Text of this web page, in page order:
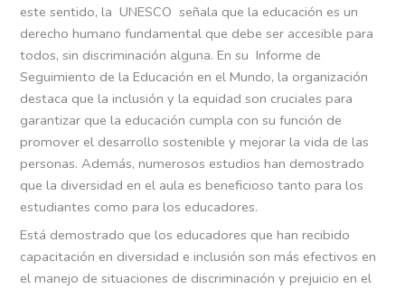
este sentido, la UNESCO señala que la educación es un
derecho humano fundamental que debe ser accesible para
todos, sin discriminación alguna. En su Informe de
Seguimiento de la Educación en el Mundo, la organización
destaca que la inclusión y la equidad son cruciales para
garantizar que la educación cumpla con su función de
promover el desarrollo sostenible y mejorar la vida de las
personas. Además, numerosos estudios han demostrado
que la diversidad en el aula es beneficioso tanto para los
estudiantes como para los educadores.
Está demostrado que los educadores que han recibido
capacitación en diversidad e inclusión son más efectivos en
el manejo de situaciones de discriminación y prejuicio en el